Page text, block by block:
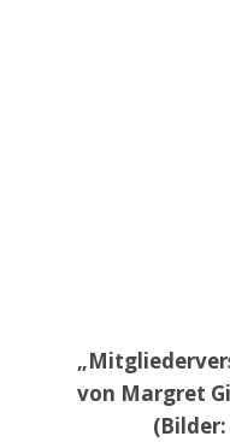
von Margret